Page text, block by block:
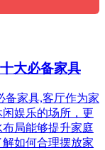
大必备家具
备家具,客厅作为家
娱乐的场所，更
局能够提升家庭
如何合理摆放家